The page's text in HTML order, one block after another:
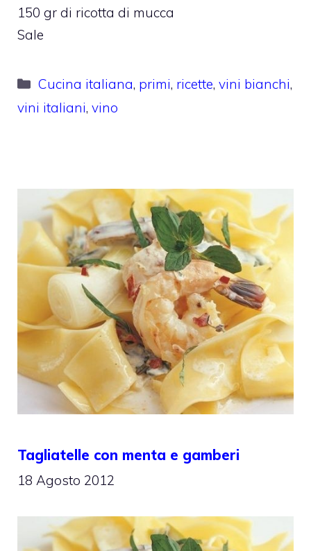
150 gr di ricotta di mucca
Sale
Categorie
Cucina italiana, primi, ricette,vini bianchi,
vini italiani, vino
Tagliatelle con menta e gamberi
18 Agosto 2012